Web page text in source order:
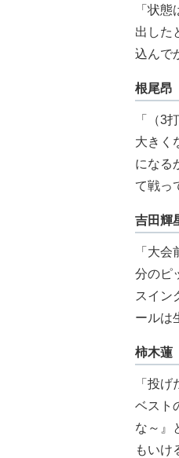
「状
出した
込んで
根尾昂
「（3
大きく
になる
て戦っ
吉田輝
「大
分のピ
スイン
ールは
柿木蓮
「投
ベスト
な～』
もいけ